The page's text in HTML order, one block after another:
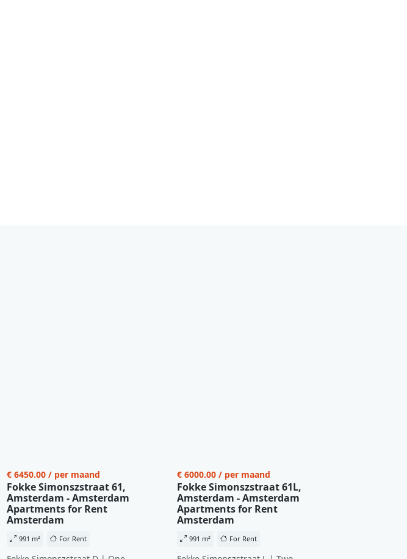
€ 6450.00 / per maand
Fokke Simonszstraat 61,
Amsterdam - Amsterdam
Apartments for Rent
Amsterdam
991 m² For Rent
€ 6000.00 / per maand
Fokke Simonszstraat 61L,
Amsterdam - Amsterdam
Apartments for Rent
Amsterdam
991 m² For Rent